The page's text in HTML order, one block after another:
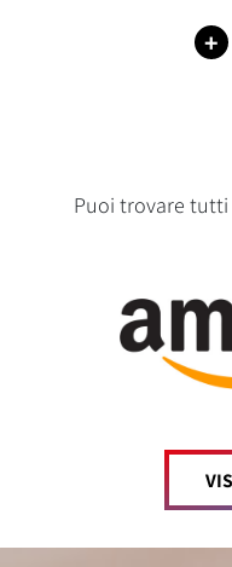
Puoi trovare